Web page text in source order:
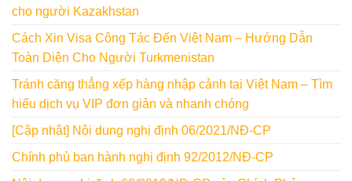
cho người Kazakhstan
Cách Xin Visa Công Tác Đến Việt Nam – Hướng Dẫn
Toàn Diện Cho Người Turkmenistan
Tránh căng thẳng xếp hàng nhập cảnh tại Việt Nam – Tìm
hiểu dịch vụ VIP đơn giản và nhanh chóng
[Cập nhật] Nội dung nghị định 06/2021/NĐ-CP
Chính phủ ban hành nghị định 92/2012/NĐ-CP